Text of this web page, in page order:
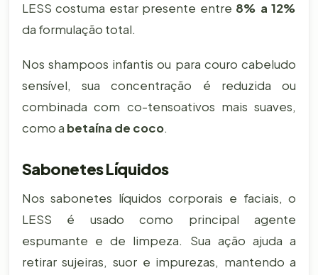
LESS costuma estar presente entre 8% a 12%
da formulação total.
Nos shampoos infantis ou para couro cabeludo
sensível, sua concentração é reduzida ou
combinada com co-tensoativos mais suaves,
como a betaína de coco.
Sabonetes Líquidos
Nos sabonetes líquidos corporais e faciais, o
LESS é usado como principal agente
espumante e de limpeza. Sua ação ajuda a
retirar sujeiras, suor e impurezas, mantendo a